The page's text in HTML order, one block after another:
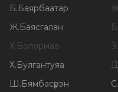
Б. Баярбаатар
Ж. Баясгалан Б
Х. Болормаа Э.
Х. Булгантуяа Д
Ш . Бямбасүрэн С.